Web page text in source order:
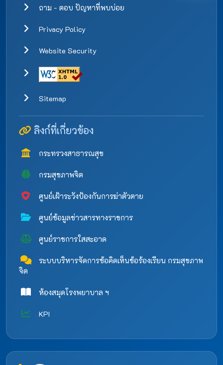
ถาม - ตอบ ปัญหาที่พบบ่อย
Privacy Policy
Website Security
Sitemap
ลิงก์ที่เกี่ยวข้อง
กระทรวงสาธารณสุข
กรมสุขภาพจิต
ศูนย์เฝ้าระวังป้องกันการฆ่าตัวตาย
ศูนย์ข้อมูลข่าวสารทางราชการ
ศูนย์ราชการใสสะอาด
ระบบบริหารจัดการข้อคิดเห็นข้อร้องเรียน กรมสุขภาพ
จิต
ห้องสมุดโรงพยาบาล ฯ
KPI